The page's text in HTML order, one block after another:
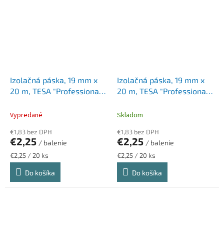
Izolačná páska, 19 mm x
20 m, TESA "Professional",
Vypredané
€1,83 bez DPH
€2,25 / balenie
Jednotková
cena:
€2,25 / 20 ks
Do košíka
Izolačná páska, 19 mm x
20 m, TESA "Professional",
Skladom
€1,83 bez DPH
€2,25 / balenie
Jednotková
cena:
€2,25 / 20 ks
Do košíka